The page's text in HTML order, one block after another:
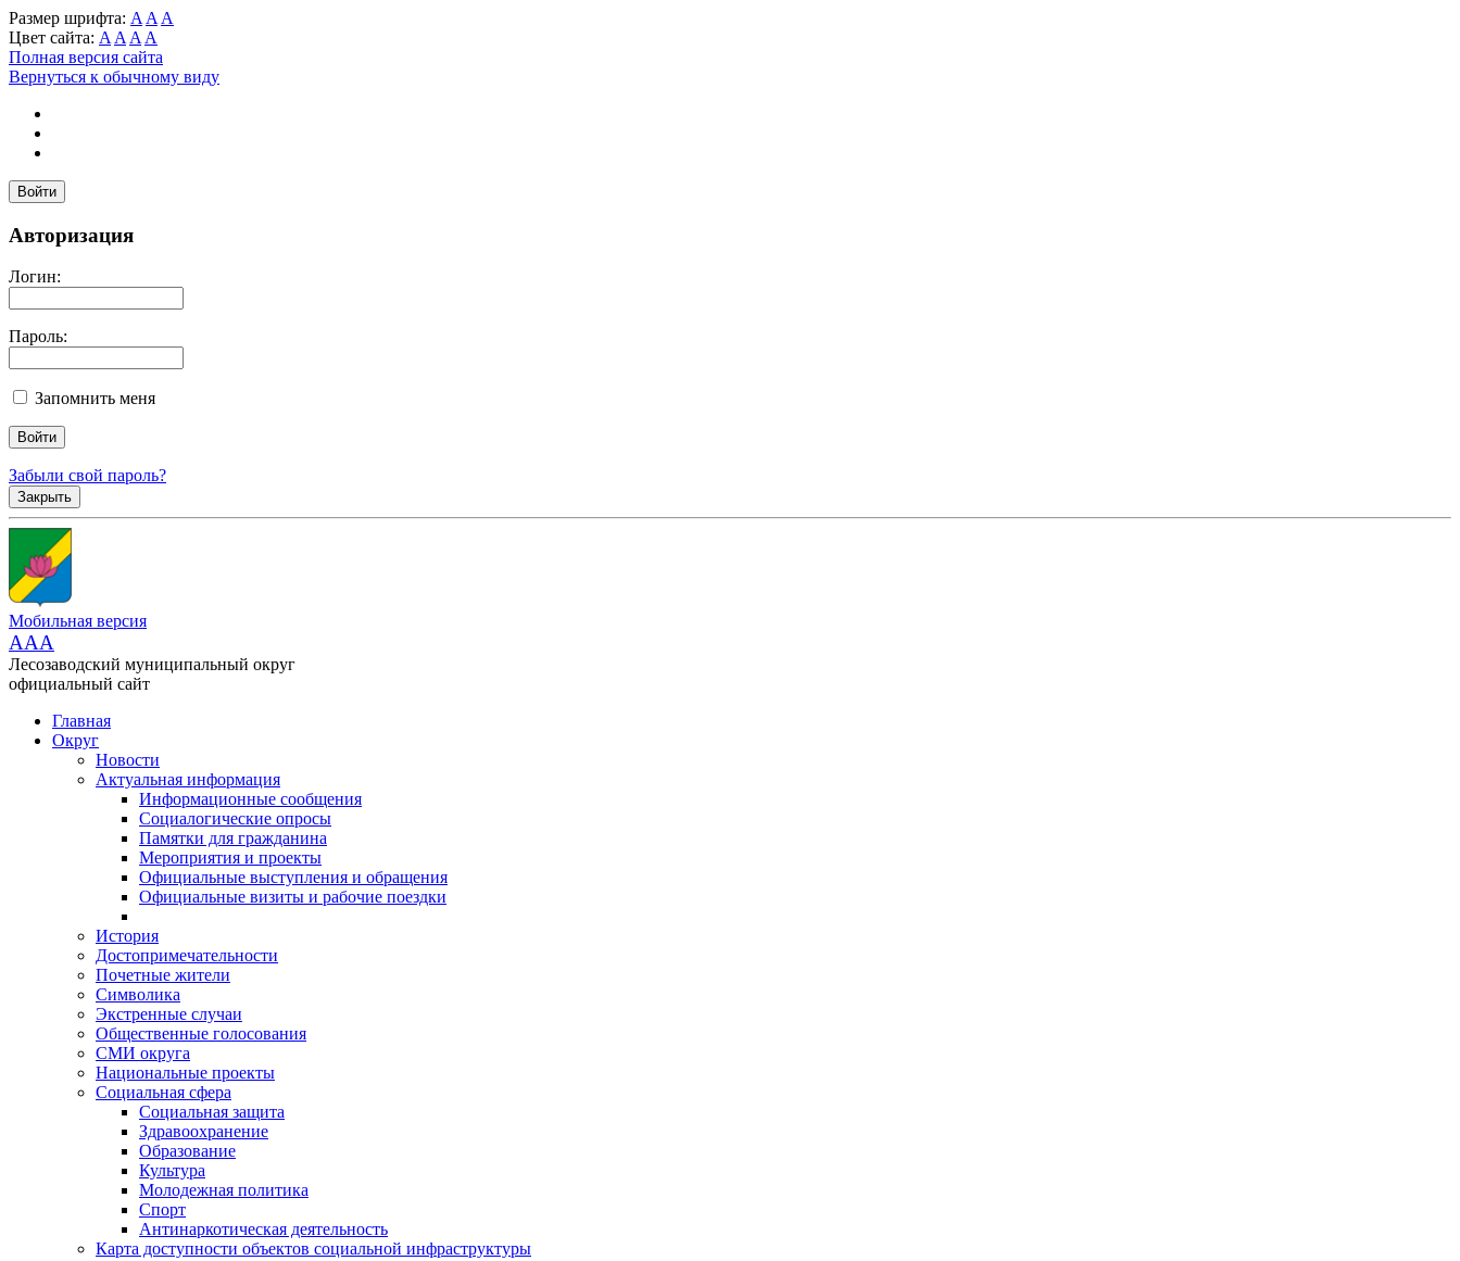
Размер шрифта: A A A
Цвет сайта: A A A A
Полная версия сайта
Вернуться к обычному виду
Войти
Авторизация
Логин:
Пароль:
Запомнить меня
Забыли свой пароль?
Закрыть
Мобильная версия
AAA
Лесозаводский муниципальный округ
официальный сайт
Главная
Округ
Новости
Актуальная информация
Информационные сообщения
Социалогические опросы
Памятки для гражданина
Мероприятия и проекты
Официальные выступления и обращения
Официальные визиты и рабочие поездки
История
Достопримечательности
Почетные жители
Символика
Экстренные случаи
Общественные голосования
СМИ округа
Национальные проекты
Социальная сфера
Социальная защита
Здравоохранение
Образование
Культура
Молодежная политика
Спорт
Антинаркотическая деятельность
Карта доступности объектов социальной инфраструктуры